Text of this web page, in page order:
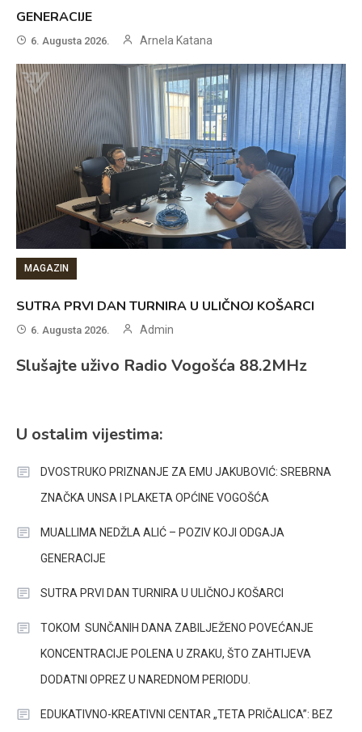
GENERACIJE
6. Augusta 2026. Arnela Katana
MAGAZIN
SUTRA PRVI DAN TURNIRA U ULIČNOJ KOŠARCI
6. Augusta 2026. Admin
Slušajte uživo Radio Vogošća 88.2MHz
U ostalim vijestima:
DVOSTRUKO PRIZNANJE ZA EMU JAKUBOVIĆ: SREBRNA
ZNAČKA UNSA I PLAKETA OPĆINE VOGOŠĆA
MUALLIMA NEDŽLA ALIĆ – POZIV KOJI ODGAJA
GENERACIJE
SUTRA PRVI DAN TURNIRA U ULIČNOJ KOŠARCI
TOKOM SUNČANIH DANA ZABILJEŽENO POVEĆANJE
KONCENTRACIJE POLENA U ZRAKU, ŠTO ZAHTIJEVA
DODATNI OPREZ U NAREDNOM PERIODU.
EDUKATIVNO-KREATIVNI CENTAR „TETA PRIČALICA”: BEZ